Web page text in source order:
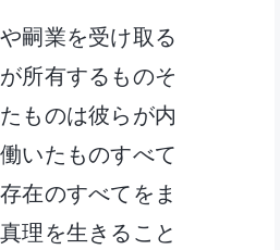
嗣業を受け取る
所有するものそ
ものは彼らが内
いたものすべて
在のすべてをま
理を生きること